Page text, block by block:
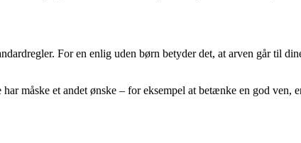
For en enlig uden børn betyder det, at arven går til
måske et andet ønske – for eksempel at betænke en god ven,